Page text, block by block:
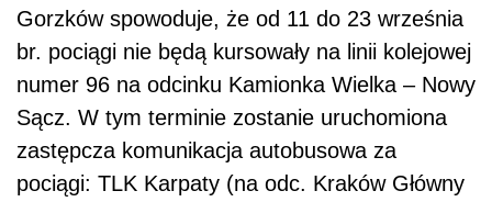
Gorzków spowoduje, że od 11 do 23 września
br. pociągi nie będą kursowały na linii kolejowej
numer 96 na odcinku Kamionka Wielka – Nowy
Sącz. W tym terminie zostanie uruchomiona
zastępcza komunikacja autobusowa za
pociągi: TLK Karpaty (na odc. Kraków Główny